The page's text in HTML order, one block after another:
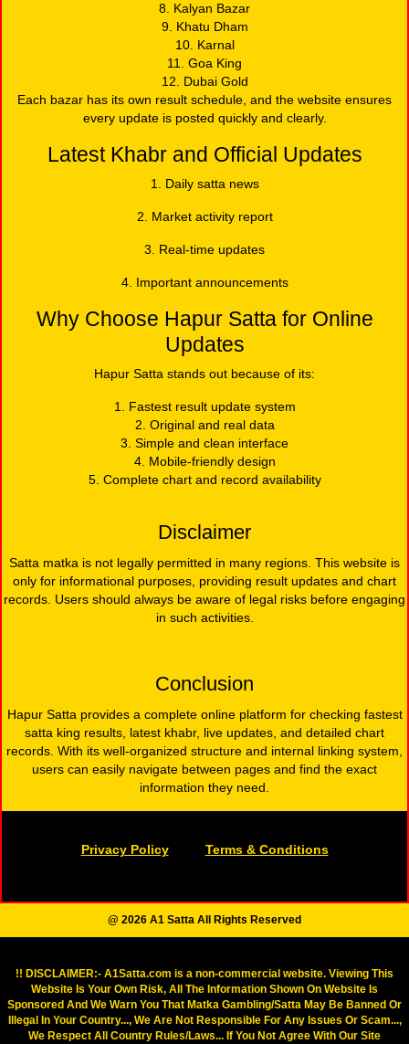
8. Kalyan Bazar
9. Khatu Dham
10. Karnal
11. Goa King
12. Dubai Gold
Each bazar has its own result schedule, and the website ensures
every update is posted quickly and clearly.
Latest Khabr and Official Updates
1. Daily satta news
2. Market activity report
3. Real-time updates
4. Important announcements
Why Choose Hapur Satta for Online
Updates
Hapur Satta stands out because of its:
1. Fastest result update system
2. Original and real data
3. Simple and clean interface
4. Mobile-friendly design
5. Complete chart and record availability
Disclaimer
Satta matka is not legally permitted in many regions. This website is
only for informational purposes, providing result updates and chart
records. Users should always be aware of legal risks before engaging
in such activities.
Conclusion
Hapur Satta provides a complete online platform for checking fastest
satta king results, latest khabr, live updates, and detailed chart
records. With its well-organized structure and internal linking system,
users can easily navigate between pages and find the exact
information they need.
Privacy Policy Terms & Conditions
@ 2026 A1 Satta All Rights Reserved
!! DISCLAIMER:- A1Satta.com is a non-commercial website. Viewing This
Website Is Your Own Risk, All The Information Shown On Website Is
Sponsored And We Warn You That Matka Gambling/Satta May Be Banned Or
Illegal In Your Country..., We Are Not Responsible For Any Issues Or Scam...,
We Respect All Country Rules/Laws... If You Not Agree With Our Site